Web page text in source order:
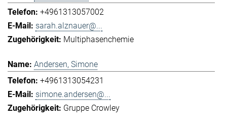
+4961313057002
sarah.alznauer@...
Multiphasenchemie
Andersen, Simone
+4961313054231
simone.andersen@...
Gruppe Crowley